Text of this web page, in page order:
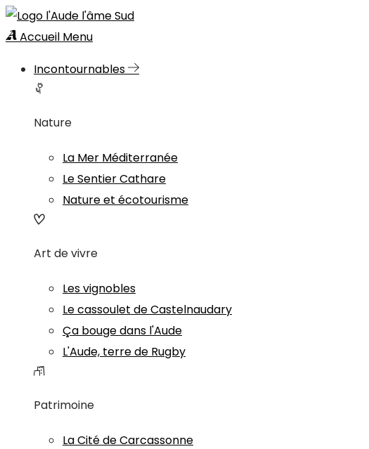
Accueil Menu
Incontournables
Nature
La Mer Méditerranée
Le Sentier Cathare
Nature et écotourisme
Art de vivre
Les vignobles
Le cassoulet de Castelnaudary
Ça bouge dans l'Aude
L'Aude, terre de Rugby
Patrimoine
La Cité de Carcassonne